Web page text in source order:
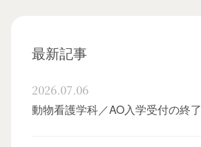
最新記事
2026.07.06
動物看護学科／AO入学受付の終了